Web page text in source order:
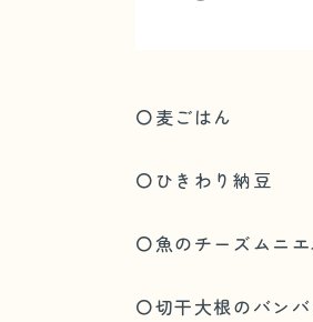
〇麦ごはん
〇ひきわり納豆
〇魚のチーズムニ
〇切干大根のバン